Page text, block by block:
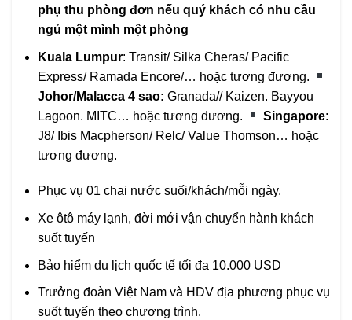
phụ thu phòng đơn nếu quý khách có nhu cầu
ngủ một mình một phòng
Kuala Lumpur: Transit/ Silka Cheras/ Pacific
Express/ Ramada Encore/… hoặc tương đương.
Johor/Malacca 4 sao: Granada// Kaizen. Bayyou
Lagoon. MITC… hoặc tương đương.
Singapore:
J8/ Ibis Macpherson/ Relc/ Value Thomson… hoặc
tương đương.
Phục vụ 01 chai nước suối/khách/mỗi ngày.
Xe ôtô máy lạnh, đời mới vận chuyển hành khách
suốt tuyến
Bảo hiểm du lịch quốc tế tối đa 10.000 USD
Trưởng đoàn Việt Nam và HDV địa phương phục vụ
suốt tuyến theo chương trình.